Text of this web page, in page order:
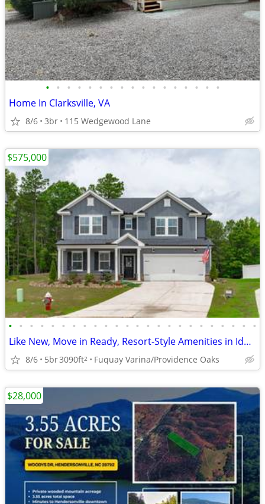
• • • • • • • • • • • • • • • • •
Home In Clarksville, VA
8/6 3br 115 Wedgewood Lane
• • • • • • • • • • • • • • • • • • • • • • • •
Like New, Move in Ready, Resort-Style Amenities in Ideal Location
8/6 5br3090ft2 Fuquay Varina/Providence Oaks
$575,000
$28,000